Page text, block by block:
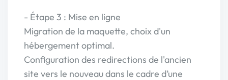
- Étape 3 : Mise en ligne
Migration de la maquette, choix d'un
hébergement optimal.
Configuration des redirections de l'ancien
site vers le nouveau dans le cadre d’une